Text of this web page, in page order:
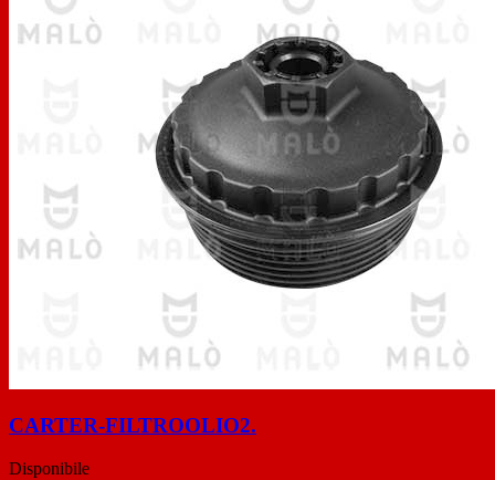
CARTER-FILTROOLIO2.
Disponibile